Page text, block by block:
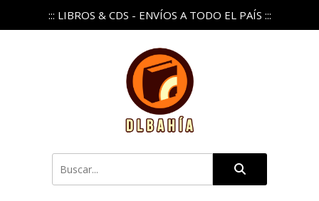
::: LIBROS & CDS - ENVÍOS A TODO EL PAÍS :::